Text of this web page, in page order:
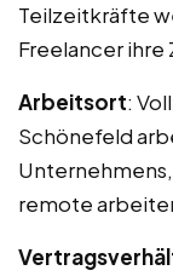
Teilzeitkräfte
Freelancer
Arbeitsort:
Schönefeld
remote